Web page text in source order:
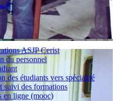
ASJP Cerist
du personnel
des étudiants vers spécialité
suivi des formations
en ligne (mooc)